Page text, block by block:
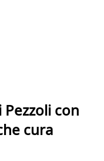
Pezzoli con
cura